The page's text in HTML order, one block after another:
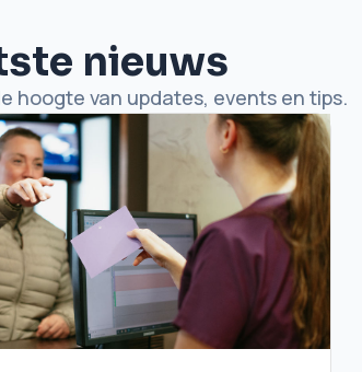
nieuws
hoogte van updates, events en tips.